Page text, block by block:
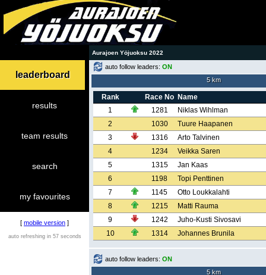
Aurajoen Yöjuoksu 2022
leaderboard
results
team results
search
my favourites
[ mobile version ]
auto refreshing in 57 seconds
auto follow leaders: ON
5 km
Rank Race No Name
1
1281
Niklas Wihlman
2
1030
Tuure Haapanen
3
1316
Arto Talvinen
4
1234
Veikka Saren
5
1315
Jan Kaas
6
1198
Topi Penttinen
7
1145
Otto Loukkalahti
8
1215
Matti Rauma
9
1242
Juho-Kusti Sivosavi
10
1314 Johannes Brunila
auto follow leaders: ON
5 km